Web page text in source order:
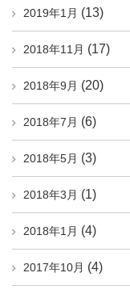
2019年1月 (13)
2018年11月 (17)
2018年9月 (20)
2018年7月 (6)
2018年5月 (3)
2018年3月 (1)
2018年1月 (4)
2017年10月 (4)